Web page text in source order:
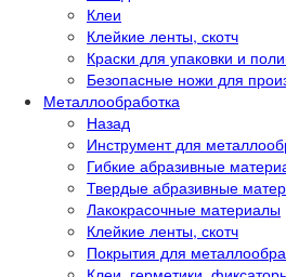
Клеи
Клейкие ленты, скотч
Краски для упаковки и
Безопасные ножи для
Металлообработка
Назад
Инструмент для
Гибкие абразивные
Твердые абразивные
Лакокрасочные материалы
Клейкие ленты, скотч
Покрытия для